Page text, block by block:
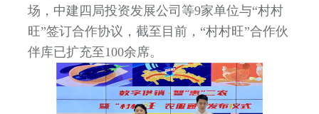
场，中建四局投资发展公司等9家单位与“村村
旺”签订合作协议，截至目前，“村村旺”合作伙
伴库已扩充至100余席。